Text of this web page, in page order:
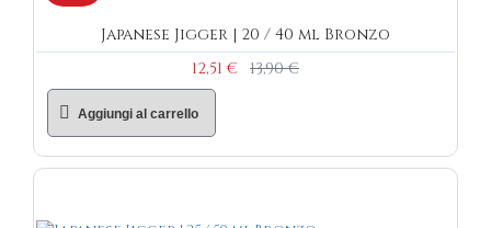
Japanese Jigger | 20 / 40 ml Bronzo
12,51 €
13,90 €
Aggiungi al carrello